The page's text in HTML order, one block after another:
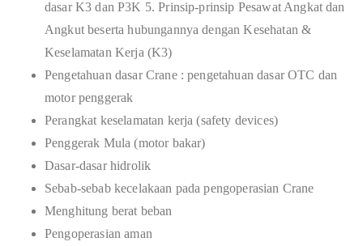
dasar K3 dan P3K 5. Prinsip-prinsip Pesawat Angkat dan
Angkut beserta hubungannya dengan Kesehatan &
Keselamatan Kerja (K3)
Pengetahuan dasar Crane : pengetahuan dasar OTC dan
motor penggerak
Perangkat keselamatan kerja (safety devices)
Penggerak Mula (motor bakar)
Dasar-dasar hidrolik
Sebab-sebab kecelakaan pada pengoperasian Crane
Menghitung berat beban
Pengoperasian aman